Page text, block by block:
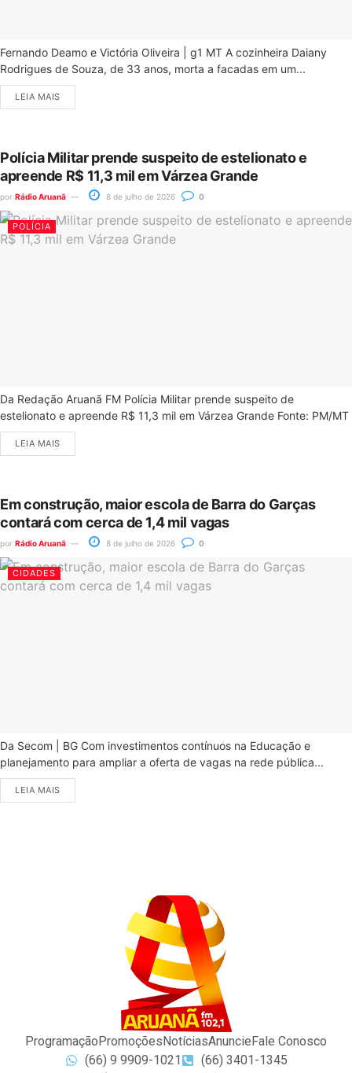
Fernando Deamo e Victória Oliveira | g1 MT A cozinheira Daiany
Rodrigues de Souza, de 33 anos, morta a facadas em um...
LEIA MAIS
Polícia Militar prende suspeito de estelionato e
apreende R$ 11,3 mil em Várzea Grande
por Rádio Aruanã 8 de julho de 2026 0
POLÍCIA
Da Redação Aruanã FM Polícia Militar prende suspeito de
estelionato e apreende R$ 11,3 mil em Várzea Grande Fonte: PM/MT
LEIA MAIS
Em construção, maior escola de Barra do Garças
contará com cerca de 1,4 mil vagas
por Rádio Aruanã 8 de julho de 2026 0
CIDADES
Da Secom | BG Com investimentos contínuos na Educação e
planejamento para ampliar a oferta de vagas na rede pública...
LEIA MAIS
ProgramaçãoPromoçõesNotíciasAnuncieFale Conosco
(66) 9 9909-1021
(66) 3401-1345